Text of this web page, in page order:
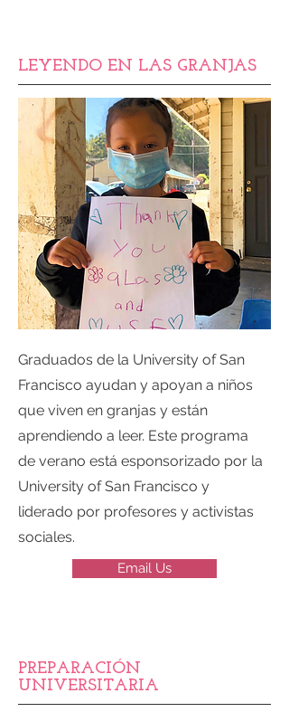
LEYENDO EN LAS GRANJAS
Graduados de la University of San
Francisco ayudan y apoyan a niños
que viven en granjas y están
aprendiendo a leer. Este programa
de verano está esponsorizado por la
University of San Francisco y
liderado por profesores y activistas
sociales.
Email Us
PREPARACIÓN
UNIVERSITARIA